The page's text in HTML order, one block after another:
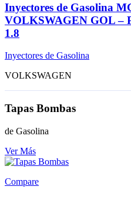
Inyectores de Gasolina
VOLKSWAGEN GOL –
1.8
Inyectores de Gasolina
VOLKSWAGEN
Tapas Bombas
de Gasolina
Ver Más
Compare